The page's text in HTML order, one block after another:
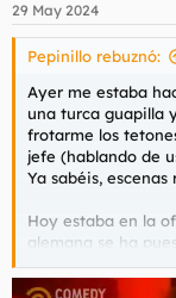
e
s
29 May 2024
Pepinillo rebuznó:
Ayer me estaba
una turca guapilla
frotarme los
jefe (hablando de
Ya sabéis,
Hoy estaba en la
alemana se ha
pasaba que qué
nuevas).